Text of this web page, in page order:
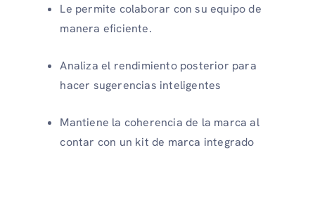
Le permite colaborar con su equipo de
manera eficiente.
Analiza el rendimiento posterior para
hacer sugerencias inteligentes
Mantiene la coherencia de la marca al
contar con un kit de marca integrado